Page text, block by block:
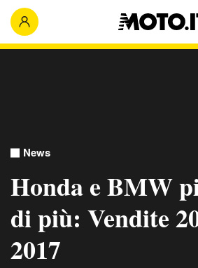
News
Honda e BMW
di più: Vendite
2017